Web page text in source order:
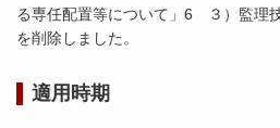
る専任配置等について」6 ３）監理
を削除しました。
適用時期